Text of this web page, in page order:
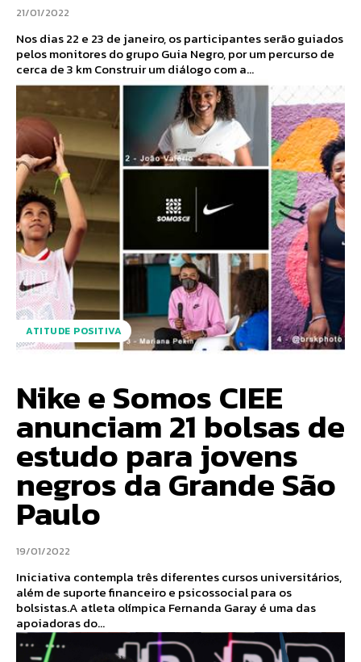
21/01/2022
Nos dias 22 e 23 de janeiro, os participantes serão guiados
pelos monitores do grupo Guia Negro, por um percurso de
cerca de 3 km Construir um diálogo com a...
ATITUDE POSITIVA
Nike e Somos CIEE
anunciam 21 bolsas de
estudo para jovens
negros da Grande São
Paulo
19/01/2022
Iniciativa contempla três diferentes cursos universitários,
além de suporte financeiro e psicossocial para os
bolsistas.A atleta olímpica Fernanda Garay é uma das
apoiadoras do...